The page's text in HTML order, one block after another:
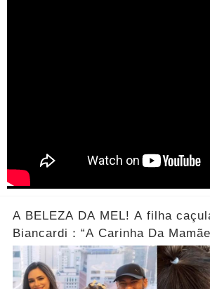
A BELEZA DA MEL! A filha
Biancardi：“A Carinha Da